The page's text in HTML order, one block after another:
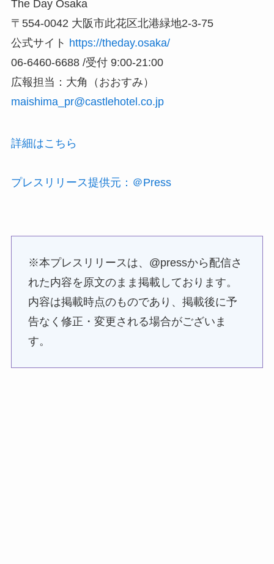
The Day Osaka
〒554-0042 大阪市此花区北港緑地2-3-75
公式サイト https://theday.osaka/
06-6460-6688 /受付 9:00-21:00
広報担当：大角（おおすみ）
maishima_pr@castlehotel.co.jp
詳細はこちら
プレスリリース提供元：＠Press
※本プレスリリースは、@pressから配信さ
れた内容を原文のまま掲載しております。
内容は掲載時点のものであり、掲載後に予
告なく修正・変更される場合がございま
す。